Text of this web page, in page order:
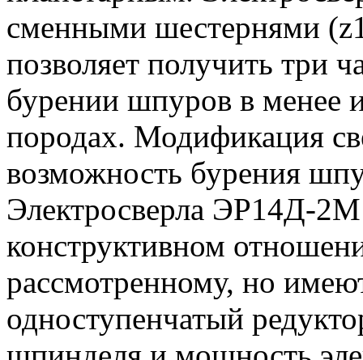
сменными шестернями
позволяет получить три
бурении шпуров в менее
породах. Модификация
возможность бурения
Электросверла ЭР14Д-
конструктивном
рассмотренному, но
одноступенчатый